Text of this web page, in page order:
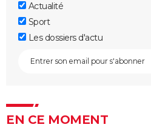
Actualité
Sport
Les dossiers d'actu
EN CE MOMENT